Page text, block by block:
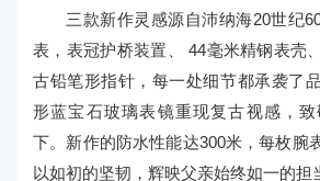
三款新作灵感源自沛纳海20世纪
表，表冠护桥装置、 44毫米精钢表壳
古铅笔形指针，每一处细节都承袭了
形蓝宝石玻璃表镜重现复古视感，
下。新作的防水性能达300米，每枚腕
以如初的坚韧，辉映父亲始终如一的担